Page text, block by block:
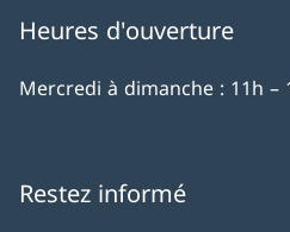
Heures d'ouverture
Mercredi à dimanche : 11h –
Restez informé